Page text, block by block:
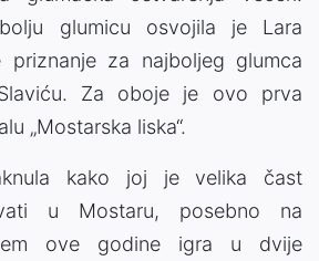
glumicu osvojila je Lara
za najboljeg glumca
Za oboje je ovo prva
„Mostarska liska“.
kako joj je velika čast
u Mostaru, posebno na
ove godine igra u dvije